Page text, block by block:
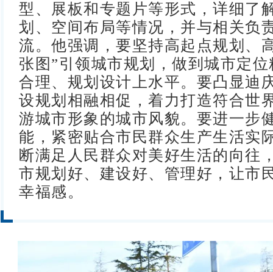
型、展板和专题片等形式，详细了
划、空间布局等情况，并与相关负
流。他强调，要坚持高起点规划、
张图”引领城市规划，做到城市定
合理、规划设计上水平。要凸显迪
设规划相融相促，着力打造符合世
游城市形象的城市风貌。要进一步
能，紧密贴合市民群众生产生活实
断满足人民群众对美好生活的向往
市规划好、建设好、管理好，让市
幸福感。